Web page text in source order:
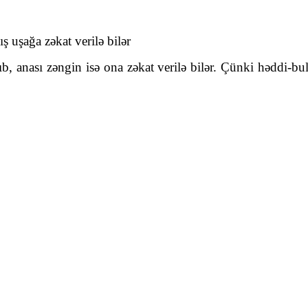
uşağa zəkat verilə bilər
anası zəngin isə ona zəkat verilə bilər. Çünki həddi-